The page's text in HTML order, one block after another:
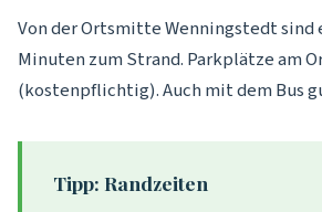
Von der Ortsmitte Wenningstedt sind
Minuten zum Strand. Parkplätze am
(kostenpflichtig). Auch mit dem Bus
Tipp: Randzeiten